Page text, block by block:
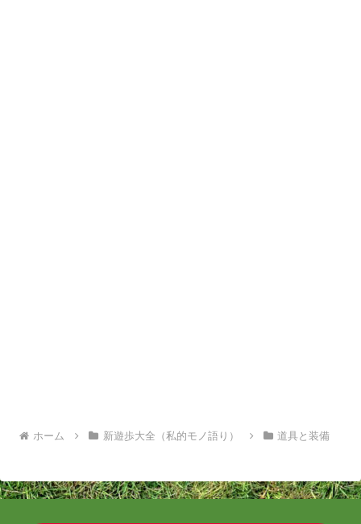
ホーム 新遊歩大全（私的モノ語り） 道具と装備